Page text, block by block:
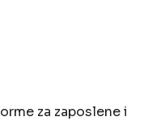
za zaposlene i